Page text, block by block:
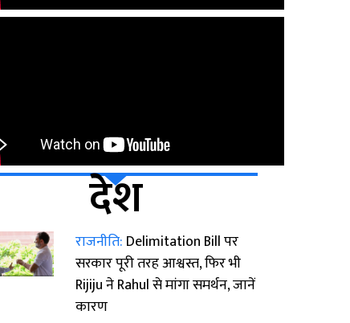
देश
राजनीति: Delimitation Bill पर
सरकार पूरी तरह आश्वस्त, फिर भी
Rijiju ने Rahul से मांगा समर्थन, जानें
कारण